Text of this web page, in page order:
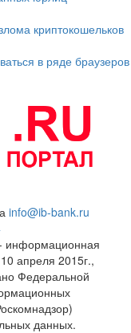
криптокошельков
в ряде браузеров
info@ib-bank.ru
информационная
апреля 2015г.,
Федеральной
данных.